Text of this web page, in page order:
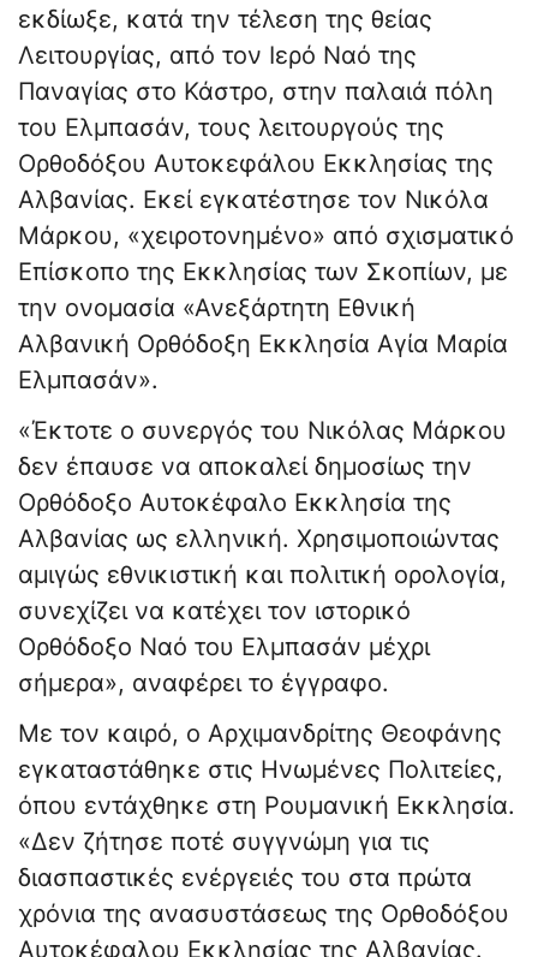
εκδίωξε, κατά την τέλεση της θείας
Λειτουργίας, από τον Ιερό Ναό της
Παναγίας στο Κάστρο, στην παλαιά πόλη
του Ελμπασάν, τους λειτουργούς της
Ορθοδόξου Αυτοκεφάλου Εκκλησίας της
Αλβανίας. Εκεί εγκατέστησε τον Νικόλα
Μάρκου, «χειροτονημένο» από σχισματικό
Επίσκοπο της Εκκλησίας των Σκοπίων, με
την ονομασία «Ανεξάρτητη Εθνική
Αλβανική Ορθόδοξη Εκκλησία Αγία Μαρία
Ελμπασάν».
«Έκτοτε ο συνεργός του Νικόλας Μάρκου
δεν έπαυσε να αποκαλεί δημοσίως την
Ορθόδοξο Αυτοκέφαλο Εκκλησία της
Αλβανίας ως ελληνική. Χρησιμοποιώντας
αμιγώς εθνικιστική και πολιτική ορολογία,
συνεχίζει να κατέχει τον ιστορικό
Ορθόδοξο Ναό του Ελμπασάν μέχρι
σήμερα», αναφέρει το έγγραφο.
Με τον καιρό, ο Αρχιμανδρίτης Θεοφάνης
εγκαταστάθηκε στις Ηνωμένες Πολιτείες,
όπου εντάχθηκε στη Ρουμανική Εκκλησία.
«Δεν ζήτησε ποτέ συγγνώμη για τις
διασπαστικές ενέργειές του στα πρώτα
χρόνια της ανασυστάσεως της Ορθοδόξου
Αυτοκέφαλου Εκκλησίας της Αλβανίας.